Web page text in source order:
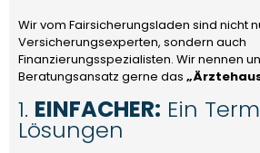
Wir vom Fairsicherungsladen sind nicht
Versicherungsexperten, sondern auch
Finanzierungsspezialisten. Wir nennen
Beratungsansatz gerne das
1. EINFACHER: Ein
Lösungen